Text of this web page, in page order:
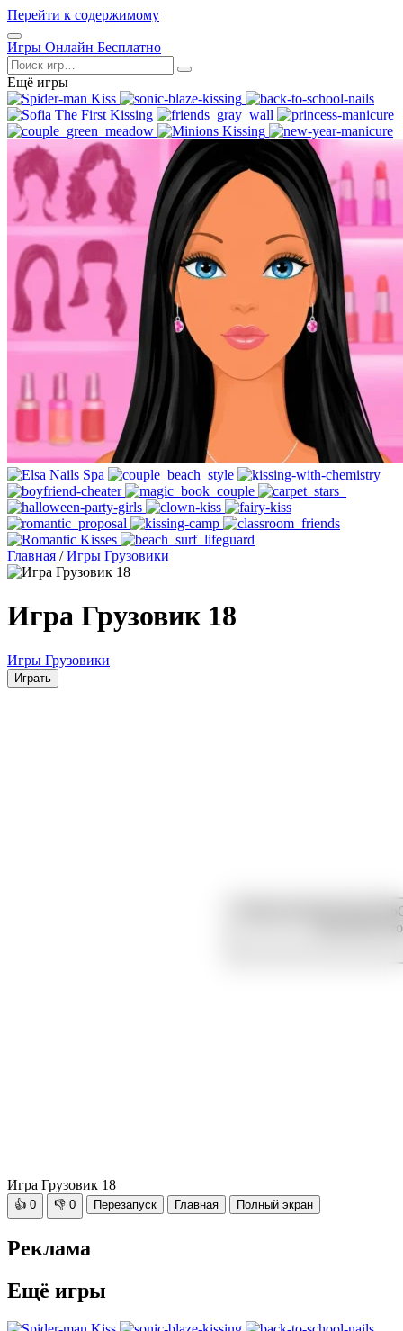
Перейти к содержимому
Открыть
меню
Игры Онлайн Бесплатно
Поиск
Ещё игры
Главная / Игры Грузовики
Игра Грузовик 18
Игры Грузовики
Играть
Игра Грузовик 18
👍 0 👎 0 Перезапуск Главная Полный экран
Реклама
Ещё игры